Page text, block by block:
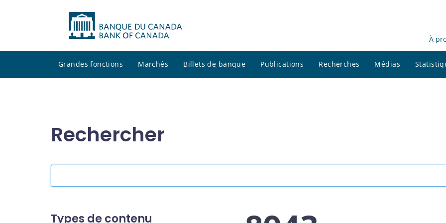
À
Grandes fonctions Marchés Billets de banque Publications Recherches Médias
Rechercher
site
Types de contenu